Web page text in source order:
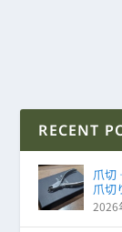
RECENT
爪切
爪切
2026